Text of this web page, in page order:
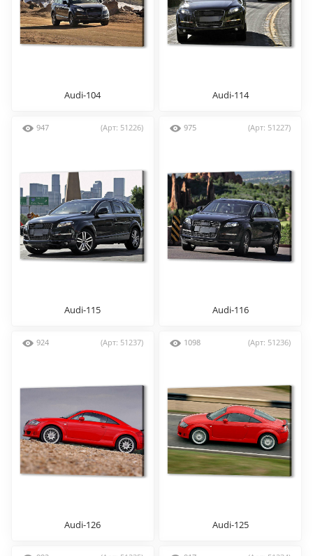
Audi-104 Audi-114
947 (Арт: 51226)
Audi-115
975 (Арт: 51227)
Audi-116
924 (Арт: 51237)
Audi-126
1098 (Арт: 51236)
Audi-125